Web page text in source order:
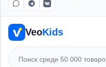
Подарочные наборы
Адреса
Точки доставки
Способы оплаты
VeoKids